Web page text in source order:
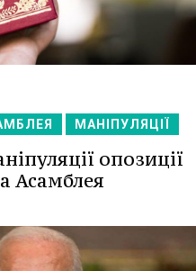
МАНІПУЛЯЦІЇ
опозиції
Асамблея